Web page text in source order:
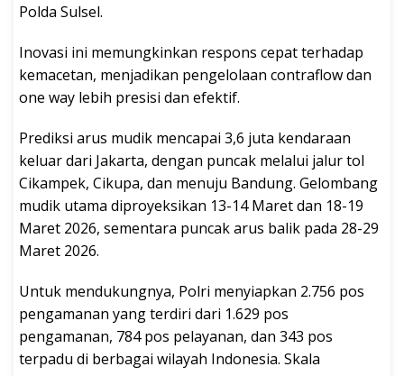
Polda Sulsel.
Inovasi ini memungkinkan respons cepat terhadap
kemacetan, menjadikan pengelolaan contraflow dan
one way lebih presisi dan efektif.
Prediksi arus mudik mencapai 3,6 juta kendaraan
keluar dari Jakarta, dengan puncak melalui jalur tol
Cikampek, Cikupa, dan menuju Bandung. Gelombang
mudik utama diproyeksikan 13-14 Maret dan 18-19
Maret 2026, sementara puncak arus balik pada 28-29
Maret 2026.
Untuk mendukungnya, Polri menyiapkan 2.756 pos
pengamanan yang terdiri dari 1.629 pos
pengamanan, 784 pos pelayanan, dan 343 pos
terpadu di berbagai wilayah Indonesia. Skala